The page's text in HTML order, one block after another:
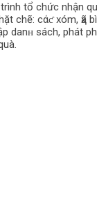
tổ chức nhận
chẽ: cάƈ xóm, ҳã
danʜ sách, phát